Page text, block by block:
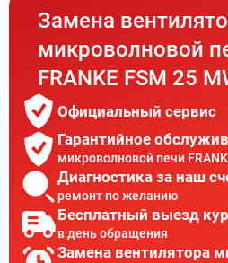
Замена
микроволновой
FRANKE FSM 25
Официальный сервис
Гарантийное
микроволновой печи
Диагностика за наш
ремонт по желанию
Бесплатный выезд
в день обращения
Замена вентилятора